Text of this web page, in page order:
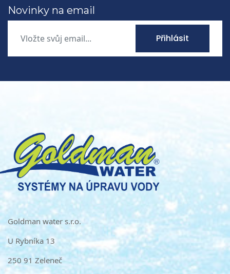
Novinky na email
Přihlásit
Goldman water s.r.o.
U Rybníka 13
250 91 Zeleneč